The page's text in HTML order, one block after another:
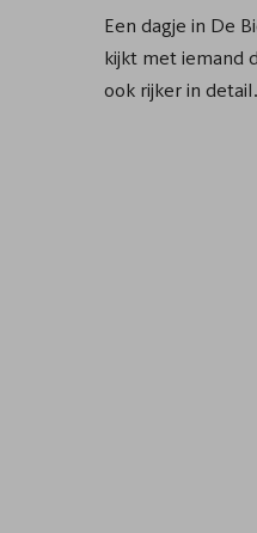
Een dagje in De
kijkt met iemand
ook rijker in